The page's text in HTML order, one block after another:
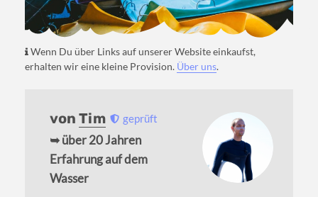
Wenn Du über Links auf unserer Website einkaufst,
erhalten wir eine kleine Provision. Über uns.
vonTim geprüft
➥ über 20 Jahren
Erfahrung auf dem
Wasser